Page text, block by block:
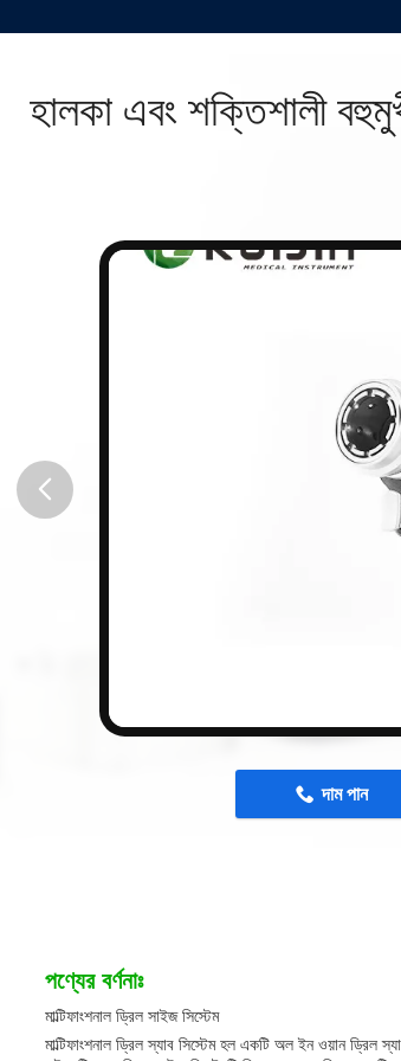
হালকা এবং শক্তিশালী
দাম পান
পণ্যের বর্ণনাঃ
মাল্টিফাংশনাল ড্রিল সাইজ সিস্টেম
মাল্টিফাংশনাল ড্রিল স্যাব সিস্টেম হল একটি অল ইন ওয়ান ড্রিল